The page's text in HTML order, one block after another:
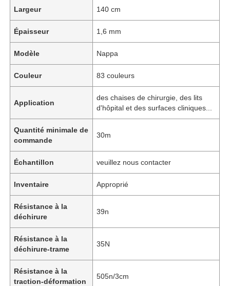
Largeur 140 cm
Épaisseur 1,6 mm
Modèle Nappa
Couleur 83 couleurs
Application
des chaises de chirurgie, des lits
d'hôpital et des surfaces cliniques...
Quantité minimale de
commande
30m
Échantillon veuillez nous contacter
Inventaire Approprié
Résistance à la
déchirure
39n
Résistance à la
déchirure-trame
35N
Résistance à la
traction-déformation
505n/3cm